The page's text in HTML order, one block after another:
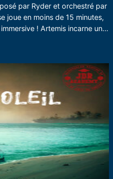
par Ryder et orchestré par
joue en moins de 15 minutes,
! Artemis incarne un…